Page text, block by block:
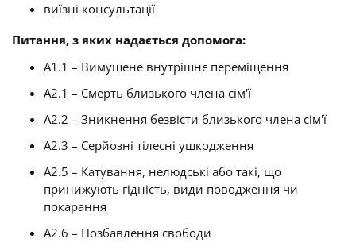
виїзні консультації
Питання, з яких надається допомога:
A1.1 – Вимушене внутрішнє переміщення
A2.1 – Смерть близького члена сім'ї
A2.2 – Зникнення безвісти близького члена сім'ї
A2.3 – Серйозні тілесні ушкодження
A2.5 – Катування, нелюдські або такі, що
принижують гідність, види поводження чи
покарання
A2.6 – Позбавлення свободи